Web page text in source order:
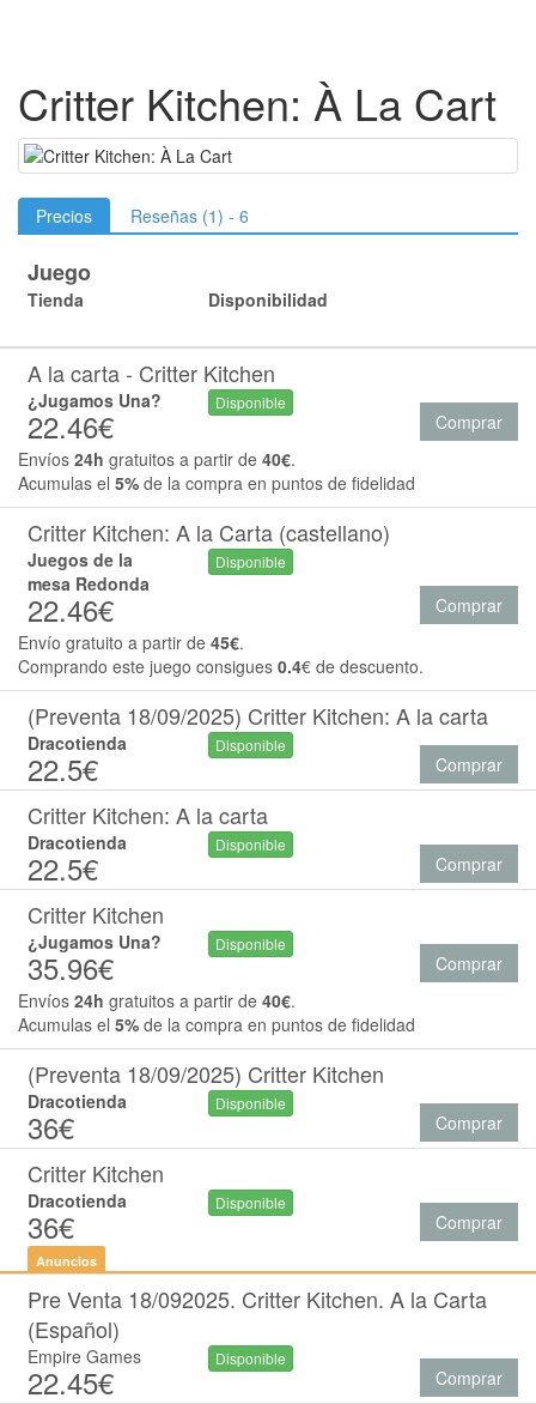
Critter Kitchen: À La Cart
Precios Reseñas (1) - 6
Juego
Tienda Disponibilidad
A la carta - Critter Kitchen
¿Jugamos Una?
22.46€
Disponible
Comprar
Envíos 24h gratuitos a partir de 40€.
Acumulas el 5% de la compra en puntos de fidelidad
Critter Kitchen: A la Carta (castellano)
Juegos de la
mesa Redonda
22.46€
Disponible
Comprar
Envío gratuito a partir de 45€.
Comprando este juego consigues 0.4€ de descuento.
(Preventa 18/09/2025) Critter Kitchen: A la carta
Dracotienda
22.5€
Disponible
Comprar
Critter Kitchen: A la carta
Dracotienda
22.5€
Disponible
Comprar
Critter Kitchen
¿Jugamos Una?
35.96€
Disponible
Comprar
Envíos 24h gratuitos a partir de 40€.
Acumulas el 5% de la compra en puntos de fidelidad
(Preventa 18/09/2025) Critter Kitchen
Dracotienda
36€
Disponible
Comprar
Critter Kitchen
Dracotienda
36€
Disponible
Comprar
Anuncios
Pre Venta 18/092025. Critter Kitchen. A la Carta
(Español)
Empire Games
22.45€
Disponible
Comprar